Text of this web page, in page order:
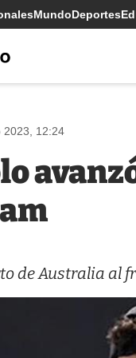
MundoDeportes
2023, 12:24
de Australia al